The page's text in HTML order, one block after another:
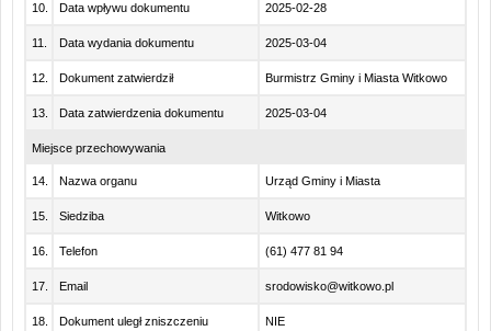
10. Data wpływu dokumentu 2025-02-28
11. Data wydania dokumentu 2025-03-04
12. Dokument zatwierdził Burmistrz Gminy i Miasta Witkowo
13. Data zatwierdzenia dokumentu 2025-03-04
Miejsce przechowywania
14. Nazwa organu Urząd Gminy i Miasta
15. Siedziba Witkowo
16. Telefon (61) 477 81 94
17. Email srodowisko@witkowo.pl
18. Dokument uległ zniszczeniu NIE